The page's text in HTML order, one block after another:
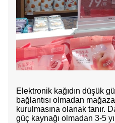
Elektronik kağıdın düşük
bağlantısı olmadan
kurulmasına olanak tanır.
güç kaynağı olmadan 3-5